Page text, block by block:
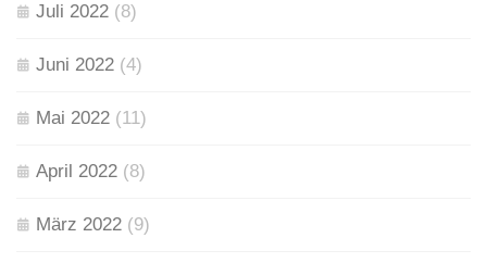
Juli 2022 (8)
Juni 2022 (4)
Mai 2022 (11)
April 2022 (8)
März 2022 (9)